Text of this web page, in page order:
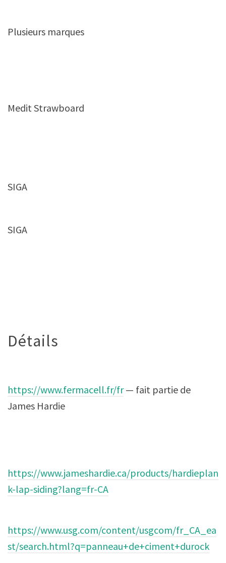
Plusieurs marques
Medit Strawboard
SIGA
SIGA
Détails
https://www.fermacell.fr/fr— fait partie de
James Hardie
https://www.jameshardie.ca/products/hardieplan
k-lap-siding?lang=fr-CA
https://www.usg.com/content/usgcom/fr_CA_ea
st/search.html?q=panneau+de+ciment+durock